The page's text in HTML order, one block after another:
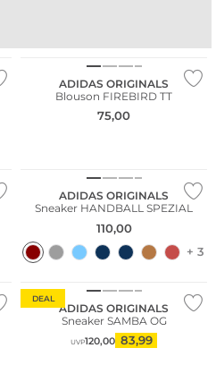
ADIDAS ORIGINALS
Blouson FIREBIRD TT
75,00
ADIDAS ORIGINALS
Sneaker HANDBALL SPEZIAL
110,00
+ 3
DEAL
ADIDAS ORIGINALS
Sneaker SAMBA OG
UVP120,00 83,99